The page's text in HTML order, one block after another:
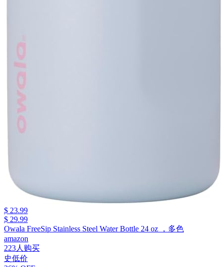
$ 23.99
$ 29.99
Owala FreeSip Stainless Steel Water Bottle 24 oz ，多色
amazon
223人购买
史低价